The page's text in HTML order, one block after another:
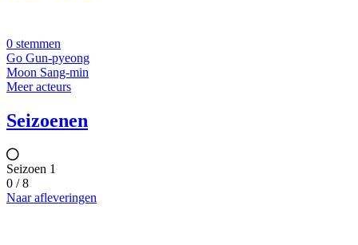
0 stemmen
Go Gun-pyeong
Moon Sang-min
Meer acteurs
Seizoenen
Seizoen 1
0 / 8
Naar afleveringen